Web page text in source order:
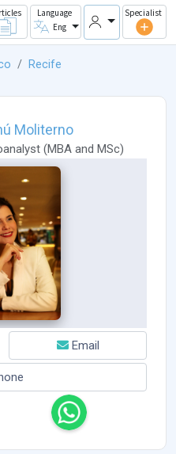
Language
Eng
Specialist
Recife
Moliterno
(MBA and MSc)
Email